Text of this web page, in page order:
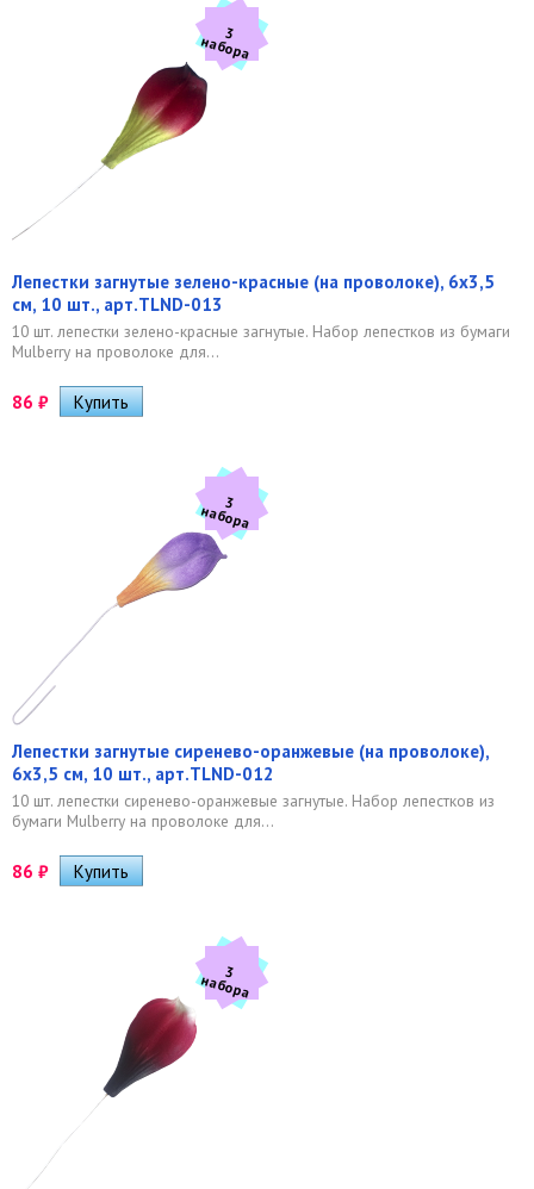
3
н
а
б
о
р
а
Лепестки загнутые зелено-красные (на проволоке), 6х3,5
см, 10 шт., арт.TLND-013
10 шт. лепестки зелено-красные загнутые. Набор лепестков из бумаги
Mulberry на проволоке для...
86 ₽
3
н
а
б
о
р
а
Лепестки загнутые сиренево-оранжевые (на проволоке),
6х3,5 см, 10 шт., арт.TLND-012
10 шт. лепестки сиренево-оранжевые загнутые. Набор лепестков из
бумаги Mulberry на проволоке для...
86 ₽
3
н
а
б
о
р
а